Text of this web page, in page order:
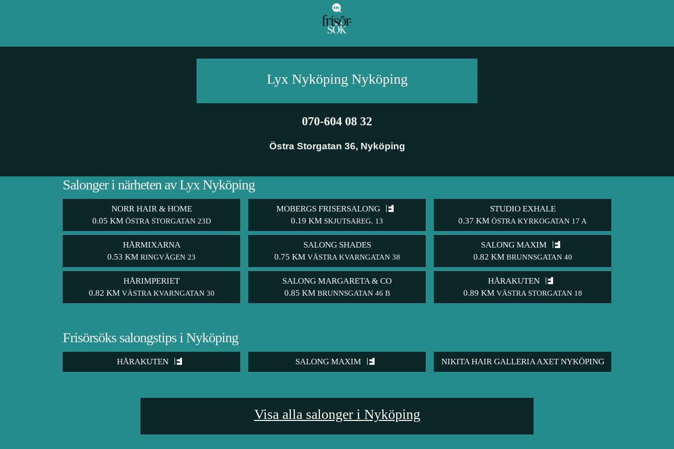
Lyx Nyköping Nyköping
070-604 08 32
Östra Storgatan 36, Nyköping
Salonger i närheten av Lyx Nyköping
NORR HAIR & HOME
0.05 KM ÖSTRA STORGATAN 23D
MOBERGS FRISERSALONG
0.19 KM SKJUTSAREG. 13
STUDIO EXHALE
0.37 KM ÖSTRA KYRKOGATAN 17 A
HÅRMIXARNA
0.53 KM RINGVÄGEN 23
SALONG SHADES
0.75 KM VÄSTRA KVARNGATAN 38
SALONG MAXIM
0.82 KM BRUNNSGATAN 40
HÅRIMPERIET
0.82 KM VÄSTRA KVARNGATAN 30
SALONG MARGARETA & CO
0.85 KM BRUNNSGATAN 46 B
HÅRAKUTEN
0.89 KM VÄSTRA STORGATAN 18
Frisörsöks salongstips i Nyköping
HÅRAKUTEN SALONG MAXIM NIKITA HAIR GALLERIA AXET NYKÖPING
Visa alla salonger i Nyköping